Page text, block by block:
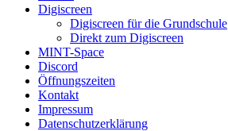
Digiscreen
Digiscreen für die Grundschule
Direkt zum Digiscreen
MINT-Space
Discord
Öffnungszeiten
Kontakt
Impressum
Datenschutzerklärung